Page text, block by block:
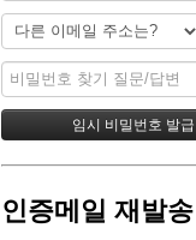
인증메일 재발송